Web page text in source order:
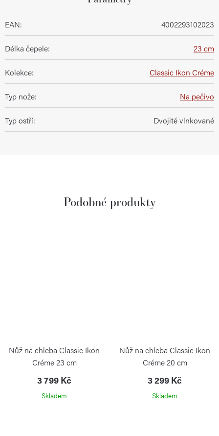
EAN: 4002293102023
Délka čepele: 23 cm
Kolekce: Classic Ikon Créme
Typ nože: Na pečivo
Typ ostří: Dvojité vlnkované
Nůž na chleba Classic Ikon
Créme 23 cm
3 799 Kč
Skladem
Nůž na chleba Classic Ikon
Créme 20 cm
3 299 Kč
Skladem